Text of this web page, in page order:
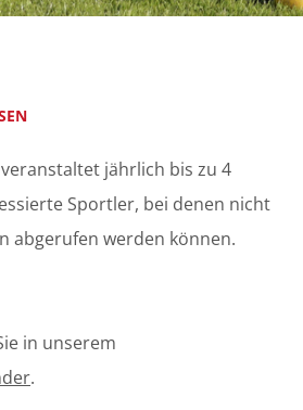
jährlich bis zu 4
Sportler, bei denen nicht
abgerufen werden können.
in unserem
.